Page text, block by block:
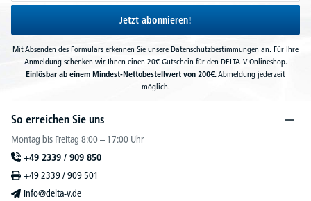
Jetzt abonnieren!
Mit Absenden des Formulars erkennen Sie unsere Datenschutzbestimmungen an. Für Ihre
Anmeldung schenken wir Ihnen einen 20€ Gutschein für den DELTA-V Onlineshop.
Einlösbar ab einem Mindest-Nettobestellwert von 200€.Abmeldung jederzeit
möglich.
So erreichen Sie uns
Montag bis Freitag 8:00 – 17:00 Uhr
+49 2339 / 909 850
+49 2339 / 909 501
info@delta-v.de